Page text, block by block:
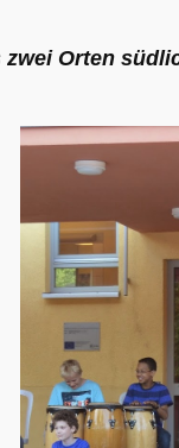
Orten